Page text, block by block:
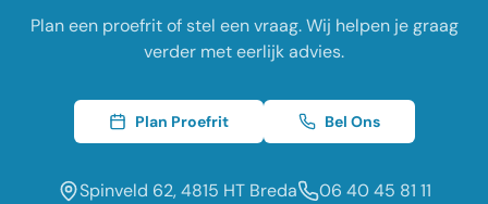
Plan een proefrit of stel een vraag. Wij helpen je graag
verder met eerlijk advies.
Plan Proefrit Bel Ons
Spinveld 62, 4815 HT Breda
06 40 45 81 11